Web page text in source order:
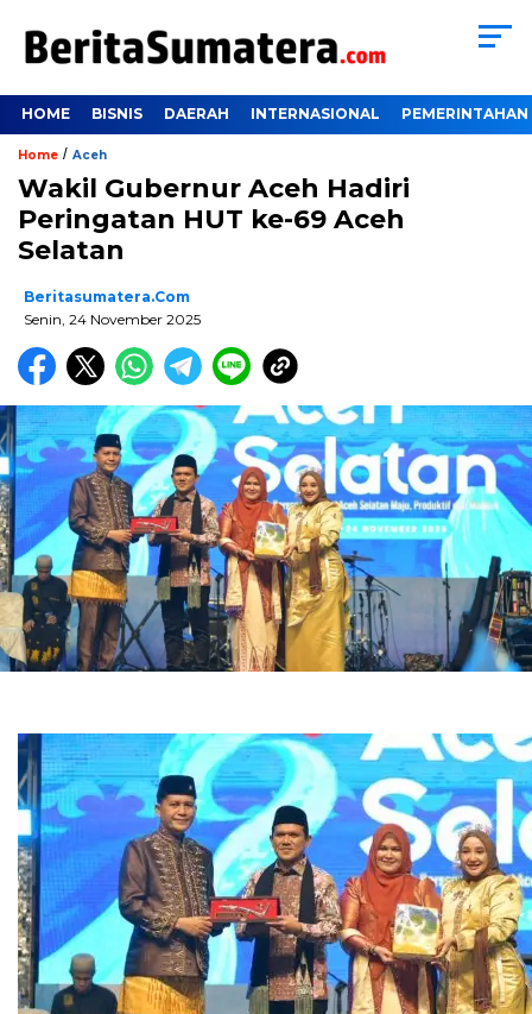
HOME BISNIS DAERAH INTERNASIONAL PEMERINTAHAN
Home / Aceh
Wakil Gubernur Aceh Hadiri
Peringatan HUT ke-69 Aceh
Selatan
Beritasumatera.com
Senin, 24 November 2025